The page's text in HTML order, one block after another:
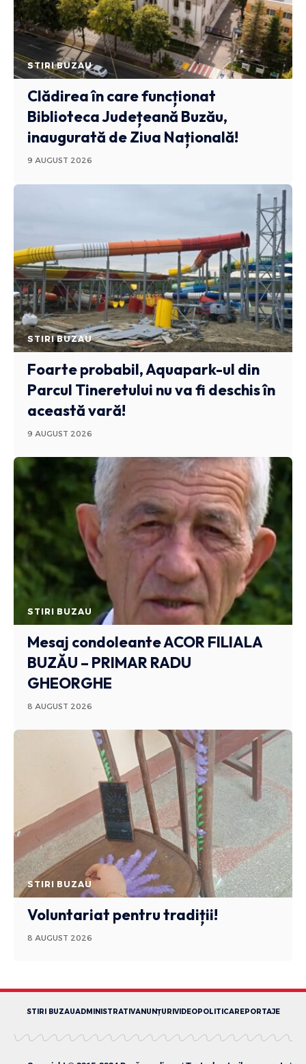
STIRI BUZAU
Clădirea în care funcționat
Biblioteca Județeană Buzău,
inaugurată de Ziua Națională!
9 AUGUST 2026
STIRI BUZAU
Foarte probabil, Aquapark-ul din
Parcul Tineretului nu va fi deschis în
această vară!
9 AUGUST 2026
STIRI BUZAU
Mesaj condoleante ACOR FILIALA
BUZĂU – PRIMAR RADU
GHEORGHE
8 AUGUST 2026
STIRI BUZAU
Voluntariat pentru tradiții!
8 AUGUST 2026
STIRI BUZAUADMINISTRATIVANUNȚURI VIDEOPOLITICAREPORTAJE